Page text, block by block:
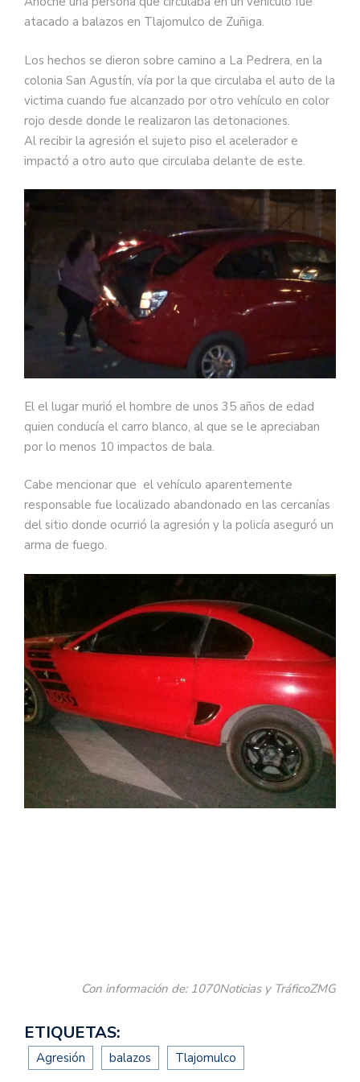
atacado a balazos en Tlajomulco de Zuñiga.
Los hechos se dieron sobre camino a La Pedrera, en la
colonia San Agustín, vía por la que circulaba el auto de la
victima cuando fue alcanzado por otro vehículo en color
rojo desde donde le realizaron las detonaciones.
Al recibir la agresión el sujeto piso el acelerador e
impactó a otro auto que circulaba delante de este.
El el lugar murió el hombre de unos 35 años de edad
quien conducía el carro blanco, al que se le apreciaban
por lo menos 10 impactos de bala.
Cabe mencionar que el vehículo aparentemente
responsable fue localizado abandonado en las cercanías
del sitio donde ocurrió la agresión y la policía aseguró un
arma de fuego.
Con información de: 1070Noticias y TráficoZMG
ETIQUETAS:
Agresión balazos Tlajomulco